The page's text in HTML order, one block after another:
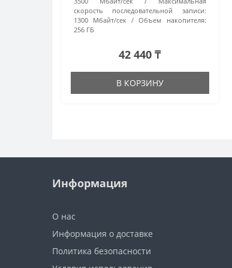
скорость последовательной записи:
1300 Мбайт/сек
Объем накопителя:
256 ГБ
42 440 ₸
В КОРЗИНУ
Информация
О нас
Информация о доставке
Политика безопасности